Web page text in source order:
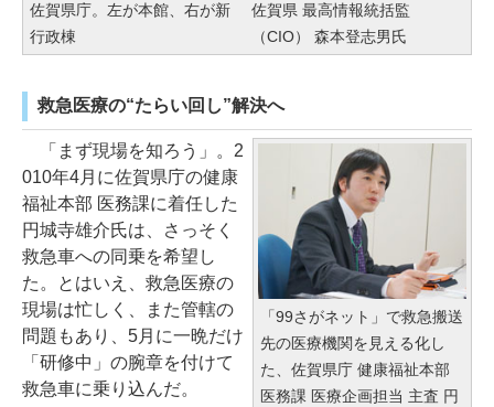
佐賀県庁。左が本館、右が新
行政棟
佐賀県 最高情報統括監
（CIO） 森本登志男氏
救急医療の“たらい回し”解決へ
「99さがネット」で救急搬送
先の医療機関を見える化し
た、佐賀県庁 健康福祉本部
医務課 医療企画担当 主査 円
「まず現場を知ろう」。2
010年4月に佐賀県庁の健康
福祉本部 医務課に着任した
円城寺雄介氏は、さっそく
救急車への同乗を希望し
た。とはいえ、救急医療の
現場は忙しく、また管轄の
問題もあり、5月に一晩だけ
「研修中」の腕章を付けて
救急車に乗り込んだ。